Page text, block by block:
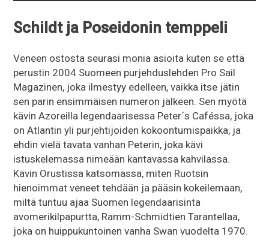
Schildt ja Poseidonin temppeli
Veneen ostosta seurasi monia asioita kuten se että
perustin 2004 Suomeen purjehduslehden Pro Sail
Magazinen, joka ilmestyy edelleen, vaikka itse jätin
sen parin ensimmäisen numeron jälkeen. Sen myötä
kävin Azoreilla legendaarisessa Peter´s Caféssa, joka
on Atlantin yli purjehtijoiden kokoontumispaikka, ja
ehdin vielä tavata vanhan Peterin, joka kävi
istuskelemassa nimeään kantavassa kahvilassa.
Kävin Orustissa katsomassa, miten Ruotsin
hienoimmat veneet tehdään ja pääsin kokeilemaan,
miltä tuntuu ajaa Suomen legendaarisinta
avomerikilpapurtta, Ramm-Schmidtien Tarantellaa,
joka on huippukuntoinen vanha Swan vuodelta 1970.